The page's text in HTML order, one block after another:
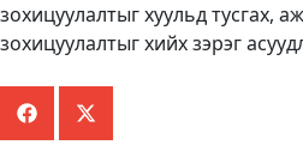
зохицуулалтыг хуульд тусгах,
зохицуулалтыг хийх зэрэг